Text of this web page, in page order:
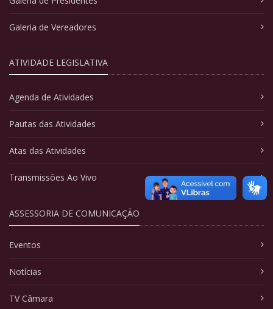
Galeria de Vereadores
ATIVIDADE LEGISLATIVA
Agenda de Atividades
Pautas das Atividades
Atas das Atividades
Transmissões Ao Vivo
ASSESSORIA DE COMUNICAÇÃO
Eventos
Notícias
TV Câmara